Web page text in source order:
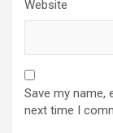
Website
Save my name,
next time I